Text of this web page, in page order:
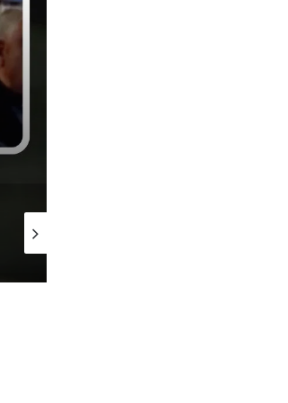
टेस्ट से
पर हो